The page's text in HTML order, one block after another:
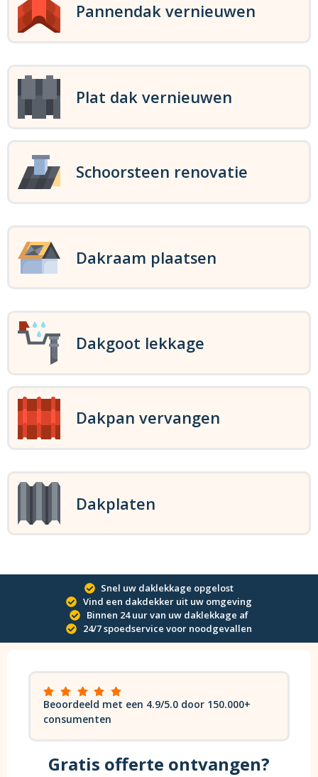
Pannendak vernieuwen
Plat dak vernieuwen
Schoorsteen renovatie
Dakraam plaatsen
Dakgoot lekkage
Dakpan vervangen
Dakplaten
Snel uw daklekkage opgelost
Vind een dakdekker uit uw omgeving
Binnen 24 uur van uw daklekkage af
24/7 spoedservice voor noodgevallen
Beoordeeld met een 4.9/5.0 door 150.000+
consumenten
Gratis offerte ontvangen?